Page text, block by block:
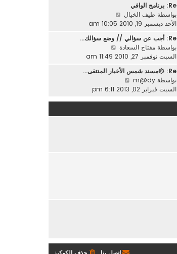
ك
ة
خ
م
ش
ر
ة
Re: برنامج الوافي
بواسطة طيف الخيال
ا
د
آ
خ
ر
ش
الأحد ديسمبر 19, 2010 10:05 am
Re: أجب عن سؤالي // وضع سؤالك…
بواسطة مفتاح السعادة
ا
د
خ
ر
السبت نوفمبر 27, 2010 11:49 am
Re: ۞مسند شمس الأخبار المنتقى…
بواسطة m@dy
ا
آ
السبت فبراير 02, 2013 6:11 pm